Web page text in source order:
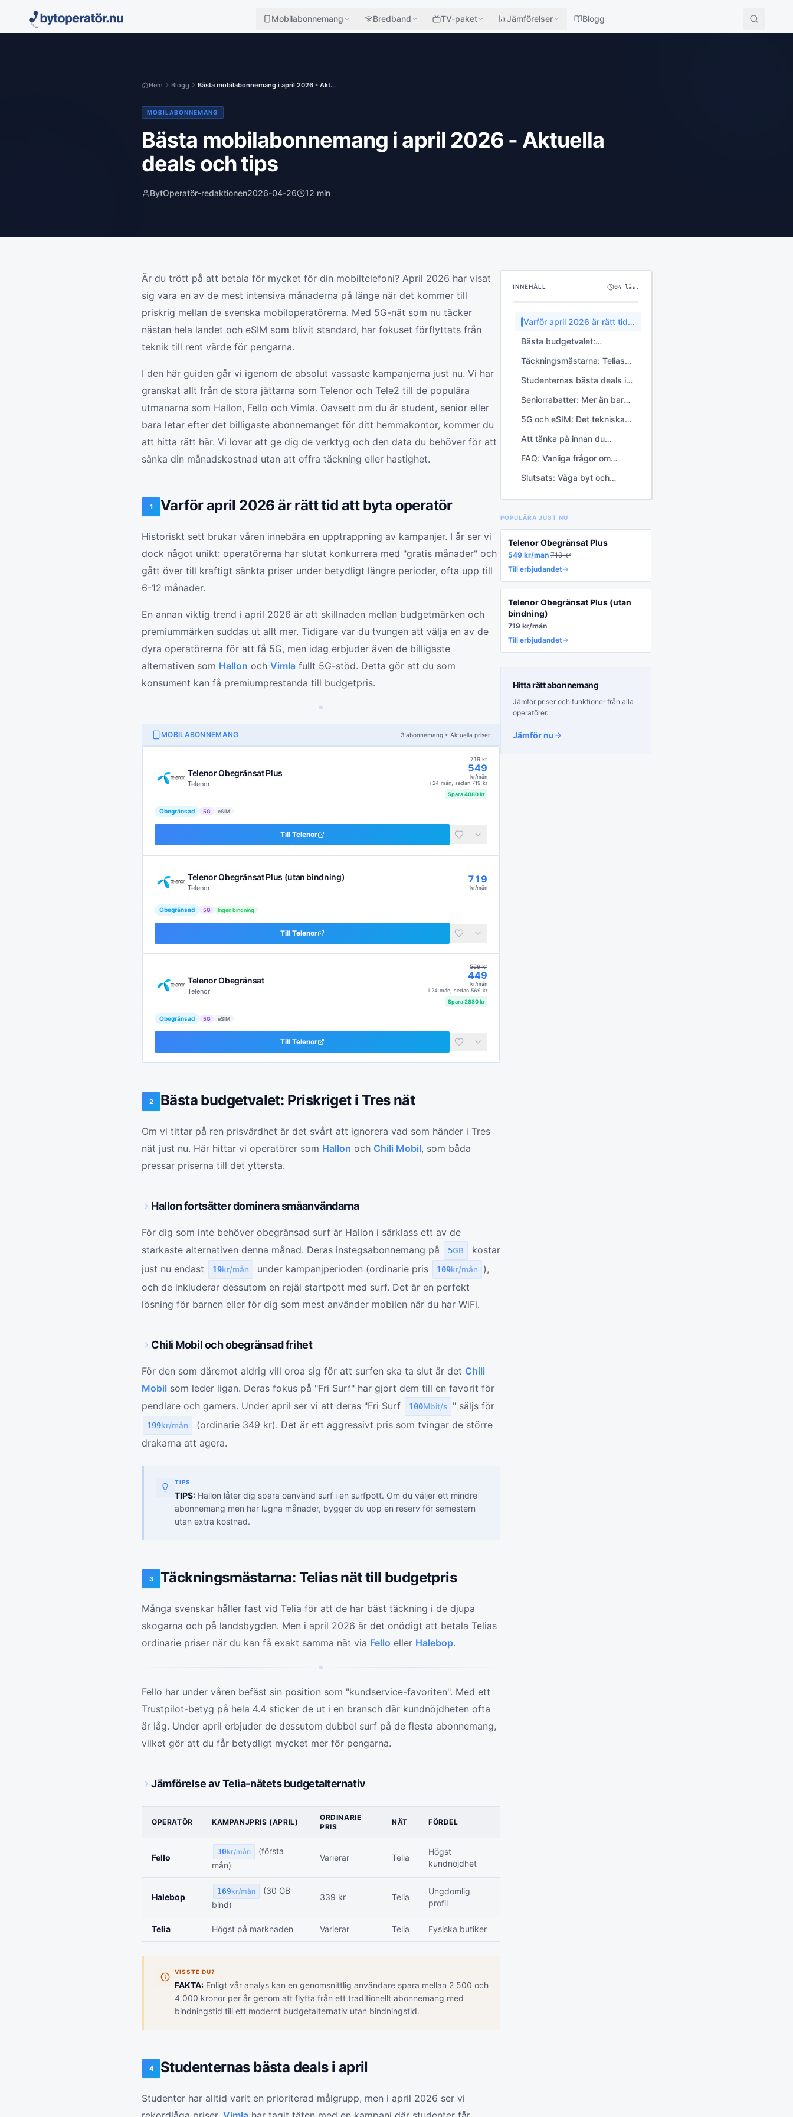
Mobilabonnemang Bredband TV-paket Jämförelser Blogg
Hem Blogg Bästa mobilabonnemang i april 2026 - Akt...
MOBILABONNEMANG
Bästa mobilabonnemang i april 2026 - Aktuella
deals och tips
BytOperatör-redaktionen2026-04-26 12 min
Är du trött på att betala för mycket för din mobiltelefoni? April 2026 har visat
sig vara en av de mest intensiva månaderna på länge när det kommer till
priskrig mellan de svenska mobiloperatörerna. Med 5G-nät som nu täcker
nästan hela landet och eSIM som blivit standard, har fokuset förflyttats från
teknik till rent värde för pengarna.
I den här guiden går vi igenom de absolut vassaste kampanjerna just nu. Vi har
granskat allt från de stora jättarna som Telenor och Tele2 till de populära
utmanarna som Hallon, Fello och Vimla. Oavsett om du är student, senior eller
bara letar efter det billigaste abonnemanget för ditt hemmakontor, kommer du
att hitta rätt här. Vi lovar att ge dig de verktyg och den data du behöver för att
sänka din månadskostnad utan att offra täckning eller hastighet.
1 Varför april 2026 är rätt tid att byta operatör
Historiskt sett brukar våren innebära en upptrappning av kampanjer. I år ser vi
dock något unikt: operatörerna har slutat konkurrera med "gratis månader" och
gått över till kraftigt sänkta priser under betydligt längre perioder, ofta upp till
6-12 månader.
En annan viktig trend i april 2026 är att skillnaden mellan budgetmärken och
premiummärken suddas ut allt mer. Tidigare var du tvungen att välja en av de
dyra operatörerna för att få 5G, men idag erbjuder även de billigaste
alternativen som Hallon och Vimla fullt 5G-stöd. Detta gör att du som
konsument kan få premiumprestanda till budgetpris.
MOBILABONNEMANG 3 abonnemang • Aktuella priser
Telenor Obegränsat Plus
Telenor
719kr
549
kr/mån
i 24 mån , sedan 719 kr
Spara4080kr
Obegränsad 5G eSIM
Till Telenor
Telenor Obegränsat Plus (utan bindning)
Telenor
719
kr/mån
Obegränsad 5G Ingen bindning
Till Telenor
Telenor Obegränsat
Telenor
569kr
449
kr/mån
i 24 mån , sedan 569 kr
Spara2880kr
Obegränsad 5G eSIM
Till Telenor
2 Bästa budgetvalet: Priskriget i Tres nät
Om vi tittar på ren prisvärdhet är det svårt att ignorera vad som händer i Tres
nät just nu. Här hittar vi operatörer som Hallon och Chili Mobil, som båda
pressar priserna till det yttersta.
Hallon fortsätter dominera småanvändarna
För dig som inte behöver obegränsad surf är Hallon i särklass ett av de
starkaste alternativen denna månad. Deras instegsabonnemang på
5GB
kostar
just nu endast
19kr/mån under kampanjperioden (ordinarie pris 109kr/mån
),
och de inkluderar dessutom en rejäl startpott med surf. Det är en perfekt
lösning för barnen eller för dig som mest använder mobilen när du har WiFi.
Chili Mobil och obegränsad frihet
För den som däremot aldrig vill oroa sig för att surfen ska ta slut är det Chili
Mobil som leder ligan. Deras fokus på "Fri Surf" har gjort dem till en favorit för
pendlare och gamers. Under april ser vi att deras "Fri Surf
100Mbit/s " säljs för
199kr/mån
(ordinarie 349 kr). Det är ett aggressivt pris som tvingar de större
drakarna att agera.
TIPS
TIPS: Hallon låter dig spara oanvänd surf i en surfpott. Om du väljer ett mindre
abonnemang men har lugna månader, bygger du upp en reserv för semestern
utan extra kostnad.
3 Täckningsmästarna: Telias nät till budgetpris
Många svenskar håller fast vid Telia för att de har bäst täckning i de djupa
skogarna och på landsbygden. Men i april 2026 är det onödigt att betala Telias
ordinarie priser när du kan få exakt samma nät via Fello eller Halebop.
Fello har under våren befäst sin position som "kundservice-favoriten". Med ett
Trustpilot-betyg på hela 4.4 sticker de ut i en bransch där kundnöjdheten ofta
är låg. Under april erbjuder de dessutom dubbel surf på de flesta abonnemang,
vilket gör att du får betydligt mycket mer för pengarna.
Jämförelse av Telia-nätets budgetalternativ
OPERATÖR KAMPANJPRIS (APRIL)
ORDINARIE
PRIS
NÄT FÖRDEL
Fello
30kr/mån
(första
mån)
Varierar Telia
Högst
kundnöjdhet
Halebop
169kr/mån
(30 GB
bind)
339 kr Telia
Ungdomlig
profil
Telia Högst på marknaden Varierar Telia Fysiska butiker
VISSTE DU?
FAKTA: Enligt vår analys kan en genomsnittlig användare spara mellan 2 500 och
4 000 kronor per år genom att flytta från ett traditionellt abonnemang med
bindningstid till ett modernt budgetalternativ utan bindningstid.
4 Studenternas bästa deals i april
Studenter har alltid varit en prioriterad målgrupp, men i april 2026 ser vi
INNEHÅLL 0% läst
Varför april 2026 är rätt tid
Bästa budgetvalet:
Täckningsmästarna: Telias
Studenternas bästa deals i
Seniorrabatter: Mer än bara
5G och eSIM: Det tekniska
Att tänka på innan du
FAQ: Vanliga frågor om
2026
Slutsats: Våga byt och
POPULÄRA JUST NU
Telenor Obegränsat Plus
549 kr/mån 719kr
Till erbjudandet
Telenor Obegränsat Plus (utan
bindning)
719 kr/mån
Till erbjudandet
Hitta rättabonnemang
Jämför priser och funktioner från alla
operatörer.
Jämför nu